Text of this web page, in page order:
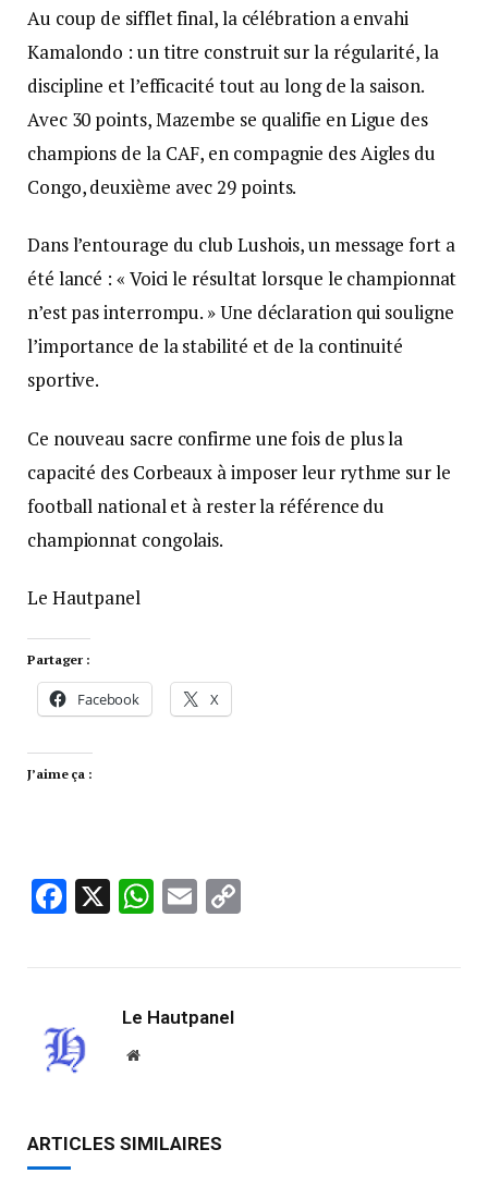
Au coup de sifflet final, la célébration a envahi
Kamalondo : un titre construit sur la régularité, la
discipline et l’efficacité tout au long de la saison.
Avec 30 points, Mazembe se qualifie en Ligue des
champions de la CAF, en compagnie des Aigles du
Congo, deuxième avec 29 points.
Dans l’entourage du club Lushois, un message fort a
été lancé : « Voici le résultat lorsque le championnat
n’est pas interrompu. » Une déclaration qui souligne
l’importance de la stabilité et de la continuité
sportive.
Ce nouveau sacre confirme une fois de plus la
capacité des Corbeaux à imposer leur rythme sur le
football national et à rester la référence du
championnat congolais.
Le Hautpanel
Partager :
Facebook X
J’aime ça :
Facebook
X WhatsApp
Email
Le Hautpanel
Website
ARTICLES SIMILAIRES